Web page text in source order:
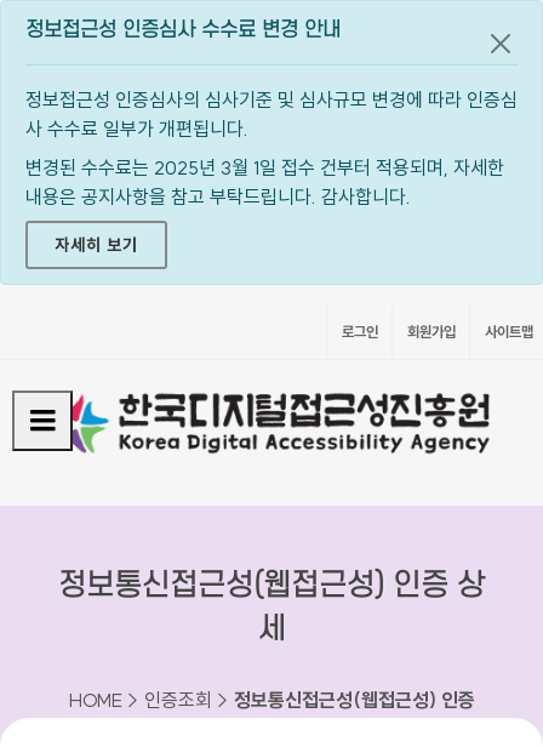
정보접근성 인증심사 수수료 변경 안내
정보접근성 인증심사의 심사기준 및 심사규모 변경에 따라 인증심
사 수수료 일부가 개편됩니다.
변경된 수수료는 2025년 3월 1일 접수 건부터 적용되며, 자세한
내용은 공지사항을 참고 부탁드립니다. 감사합니다.
자세히 보기
공지
로그인 회원가입 사이트맵
정보통신접근성(웹접근성) 인증 상
세
HOME > 인증조회 > 정보통신접근성(웹접근성) 인증